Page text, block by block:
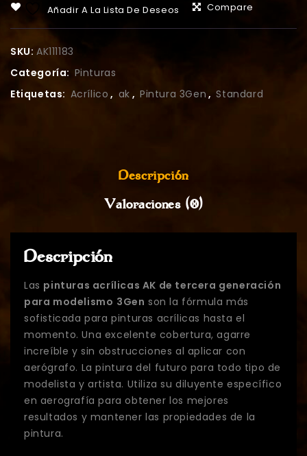
Añadir A La Lista De Deseos Compare
SKU: AK111183
Categoría: Pinturas
Etiquetas: Acrílico , ak , Pintura 3Gen , Standard
Descripción
Valoraciones (0)
Descripción
Las pinturas acrílicas AK de tercera generación
para modelismo 3Gen son la fórmula más
sofisticada para pinturas acrílicas hasta el
momento. Una excelente cobertura, agarre
increíble y sin obstrucciones al aplicar con
aerógrafo. La pintura del futuro para todo tipo de
modelista y artista. Utiliza su diluyente específico
en aerografía para obtener los mejores
resultados y mantener las propiedades de la
pintura.